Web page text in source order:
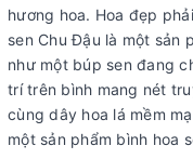
hương hoa. Hoa đẹp
sen Chu Đậu là một sản
như một búp sen đang
trí trên bình mang nét
cùng dây hoa lá mềm
một sản phẩm bình hoa